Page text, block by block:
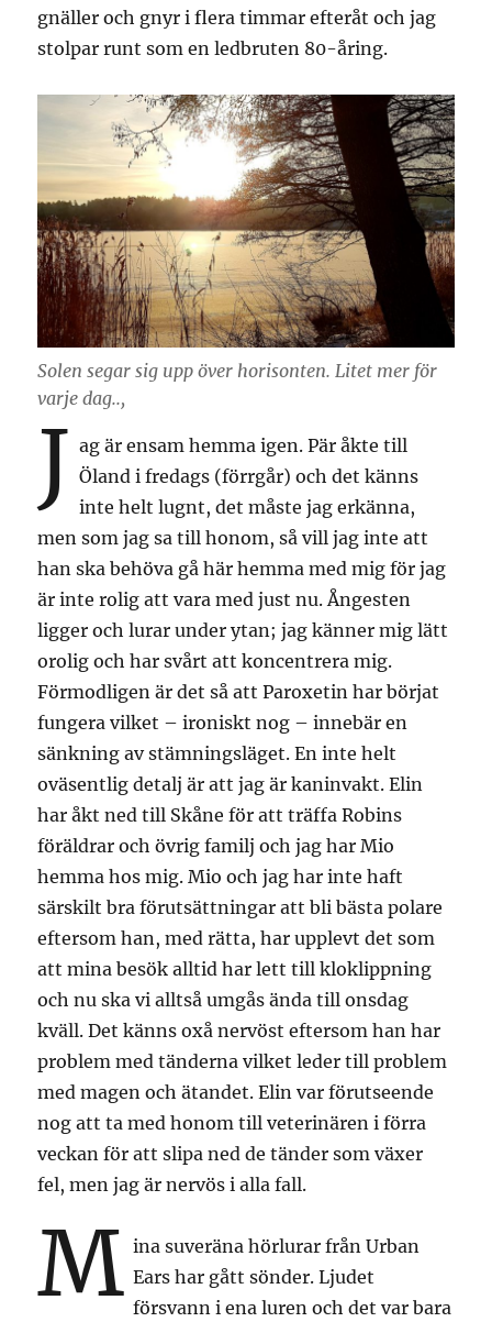
gnäller och gnyr i flera timmar efteråt och jag
stolpar runt som en ledbruten 80-åring.
Solen segar sig upp över horisonten. Litet mer för
varje dag..,
J ag är ensam hemma igen. Pär åkte till
Öland i fredags (förrgår) och det känns
inte helt lugnt, det måste jag erkänna,
men som jag sa till honom, så vill jag inte att
han ska behöva gå här hemma med mig för jag
är inte rolig att vara med just nu. Ångesten
ligger och lurar under ytan; jag känner mig lätt
orolig och har svårt att koncentrera mig.
Förmodligen är det så att Paroxetin har börjat
fungera vilket – ironiskt nog – innebär en
sänkning av stämningsläget. En inte helt
oväsentlig detalj är att jag är kaninvakt. Elin
har åkt ned till Skåne för att träffa Robins
föräldrar och övrig familj och jag har Mio
hemma hos mig. Mio och jag har inte haft
särskilt bra förutsättningar att bli bästa polare
eftersom han, med rätta, har upplevt det som
att mina besök alltid har lett till kloklippning
och nu ska vi alltså umgås ända till onsdag
kväll. Det känns oxå nervöst eftersom han har
problem med tänderna vilket leder till problem
med magen och ätandet. Elin var förutseende
nog att ta med honom till veterinären i förra
veckan för att slipa ned de tänder som växer
fel, men jag är nervös i alla fall.
M ina suveräna hörlurar från Urban
Ears har gått sönder. Ljudet
försvann i ena luren och det var bara